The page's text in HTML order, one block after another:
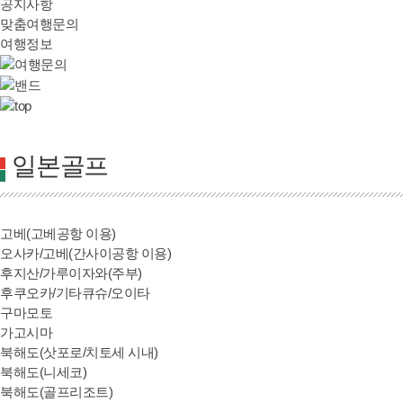
공지사항
맞춤여행문의
여행정보
일본골프
고베(고베공항 이용)
오사카/고베(간사이공항 이용)
후지산/가루이자와(주부)
후쿠오카/기타큐슈/오이타
구마모토
가고시마
북해도(삿포로/치토세 시내)
북해도(니세코)
북해도(골프리조트)